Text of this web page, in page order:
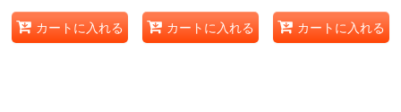
カートに入れる カートに入れる カートに入れる